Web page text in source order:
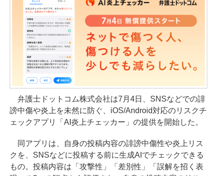
弁護士ドットコム株式会社は7月4日、SNSなどでの誹
謗中傷や炎上を未然に防ぐ、iOS/Android対応のリスクチ
ェックアプリ「AI炎上チェッカー」の提供を開始した。
同アプリは、自身の投稿内容の誹謗中傷性や炎上リス
クを、SNSなどに投稿する前に生成AIでチェックできる
もの。投稿内容は「攻撃性」「差別性」「誤解を招く表